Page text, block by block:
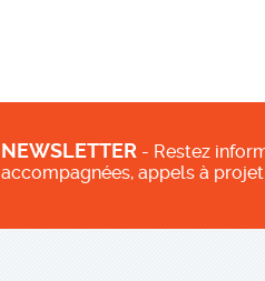
NEWSLETTER - Restez
accompagnées, appels à